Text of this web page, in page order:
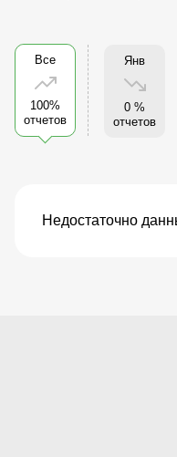
Все
100%
отчетов
Янв
0 %
отчетов
Недостаточно